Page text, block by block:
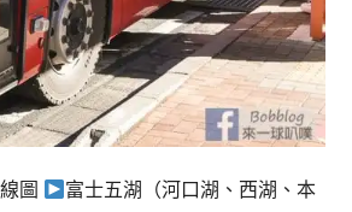
圖 富士五湖（河口湖、西湖、本